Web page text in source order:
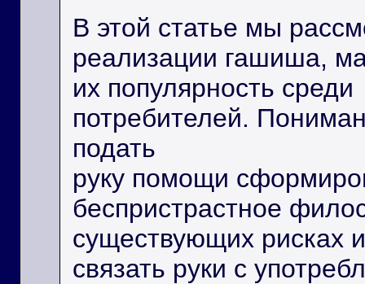
В этой статье мы
реализации гашиша,
их популярность среди
потребителей.
подать
руку помощи
беспристрастное
существующих рисках
связать руки с